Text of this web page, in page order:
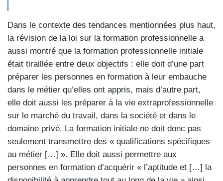
Dans le contexte des tendances mentionnées plus haut,
la révision de la loi sur la formation professionnelle a
aussi montré que la formation professionnelle initiale
était tiraillée entre deux objectifs : elle doit d’une part
préparer les personnes en formation à leur embauche
dans le métier qu’elles ont appris, mais d’autre part,
elle doit aussi les préparer à la vie extraprofessionnelle
sur le marché du travail, dans la société et dans le
domaine privé. La formation initiale ne doit donc pas
seulement transmettre des « qualifications spécifiques
au métier […] ». Elle doit aussi permettre aux
personnes en formation d’acquérir « l’aptitude et […] la